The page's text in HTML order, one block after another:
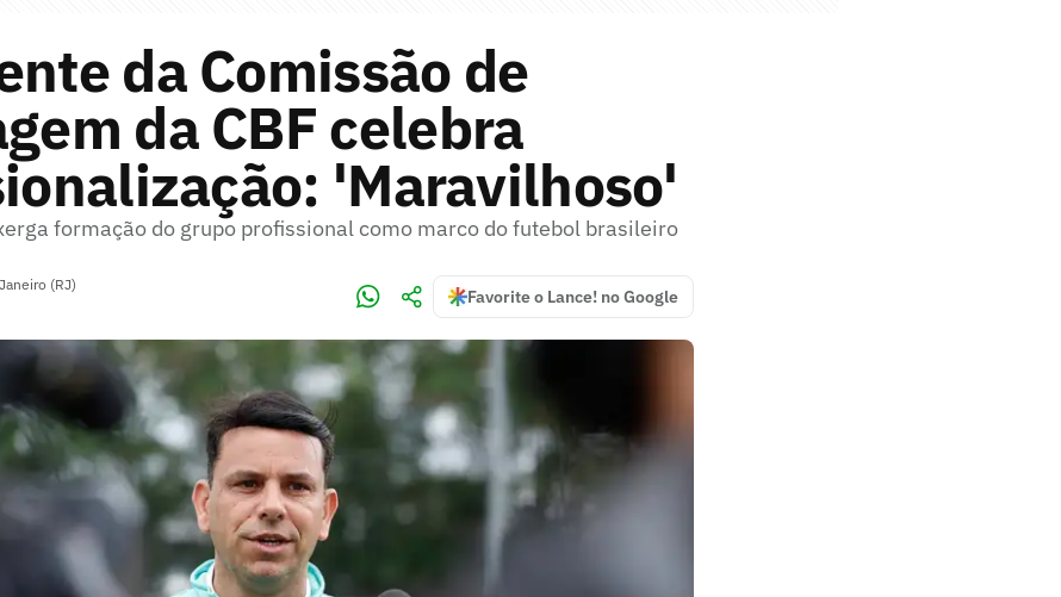
da Comissão de
da CBF celebra
'Maravilhoso'
formação do grupo profissional como marco do futebol brasileiro
(RJ)
Favorite o Lance! no Google